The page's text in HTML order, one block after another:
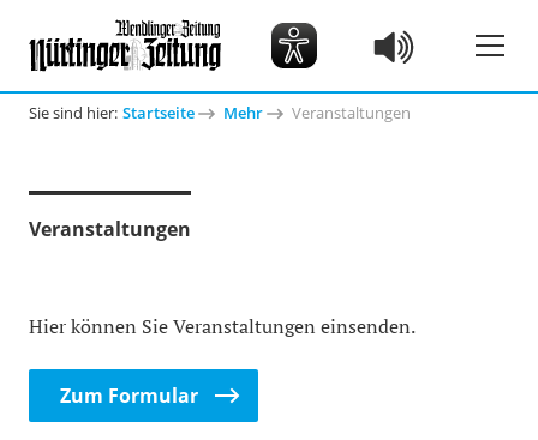
Sie sind hier: Startseite Mehr Veranstaltungen
Veranstaltungen
Hier können Sie Veranstaltungen einsenden.
Zum Formular